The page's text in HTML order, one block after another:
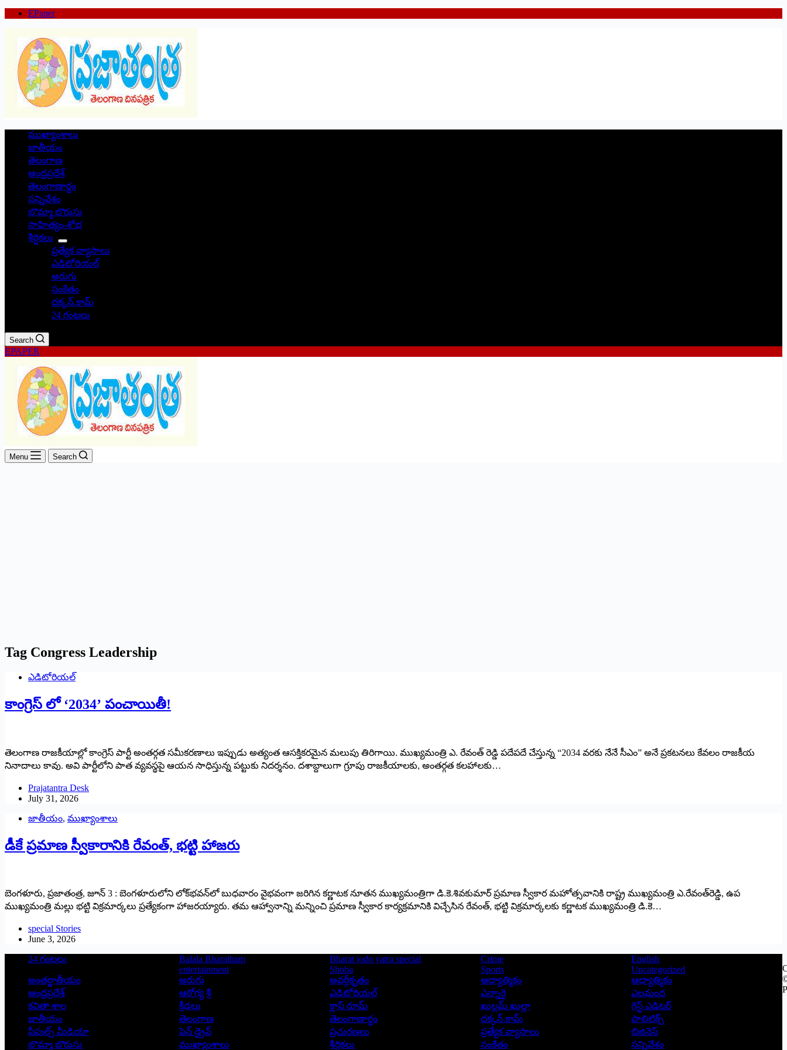
EPaper
ముఖ్యాంశాలు
జాతీయం
తెలంగాణ
ఆంధ్రప్రదేశ్
తెలంగాణార్థం
సన్నివేశం
బొమ్మా బొరుసు
సాహిత్యం-శోభ
శీర్షికలు
ప్రత్యేక వ్యాసాలు
ఎడిటోరియల్
అరుగు
సంకేతం
దక్కన్.కామ్
24 గంటలు
Search
EPAPER
Menu Search
Tag Congress Leadership
ఎడిటోరియల్
కాంగ్రెస్ లో ‘2034’ పంచాయితీ!
తెలంగాణ రాజకీయాల్లో కాంగ్రెస్ పార్టీ అంతర్గత సమీకరణాలు ఇప్పుడు అత్యంత ఆసక్తికరమైన మలుపు తిరిగాయి. ముఖ్యమంత్రి ఎ. రేవంత్ రెడ్డి పదేపదే చేస్తున్న “2034 వరకు నేనే సీఎం” అనే ప్రకటనలు కేవలం రాజకీయ
నినాదాలు కావు. అవి పార్టీలోని పాత వ్యవస్థపై ఆయన సాధిస్తున్న పట్టుకు నిదర్శనం. దశాబ్దాలుగా గ్రూపు రాజకీయాలకు, అంతర్గత కలహాలకు…
Prajatantra Desk
July 31, 2026
జాతీయం, ముఖ్యాంశాలు
డీకే ప్రమాణ స్వీకారానికి రేవంత్, భట్టి హాజరు
బెంగళూరు, ప్రజాతంత్ర, జూన్ 3 : బెంగళూరులోని లోక్‌భవన్‌లో బుధవారం వైభవంగా జరిగిన కర్ణాటక నూతన ముఖ్యమంత్రిగా డి.కె.శివకుమార్ ప్రమాణ స్వీకార మహోత్సవానికి రాష్ట్ర ముఖ్యమంత్రి ఎ.రేవంత్‌రెడ్డి, ఉప
ముఖ్యమంత్రి మల్లు భట్టి విక్రమార్కలు ప్రత్యేకంగా హాజరయ్యారు. తమ ఆహ్వానాన్ని మన్నించి ప్రమాణ స్వీకార కార్యక్రమానికి విచ్చేసిన రేవంత్, భట్టి విక్రమార్కలకు కర్ణాటక ముఖ్యమంత్రి డి.కె…
special Stories
June 3, 2026
24 గంటలు
Balala Bharatham Bharat jodo yatra special Crime
English
entertainment
Shoba Sports
Uncategorized
అంతర్జాతీయం
అరుగు అవర్గీకృతం ఆద్యాత్మికం
ఆధ్యాత్మికం
ఆంధ్రప్రదేశ్
ఆరోగ్య శ్రీ ఎడిటోరియల్ ఎన్నారై
ఎలమంద
కవితా శాల
క్రీడలు క్లాస్ రూమ్ ఖుల్లమ్ ఖుల్లా
గెస్ట్ ఎడిటర్
జాతీయం
తెలంగాణ తెలంగాణార్థం దక్కన్.కామ్
పాలిటిక్స్
పీపుల్స్ ‌మీడియా
పెన్ డ్రైవ్ ప్రచురణలు ప్రత్యేక వ్యాసాలు
బిజినెస్
బొమ్మా బొరుసు
ముఖ్యాంశాలు శీర్షికలు సంకేతం సన్నివేశం